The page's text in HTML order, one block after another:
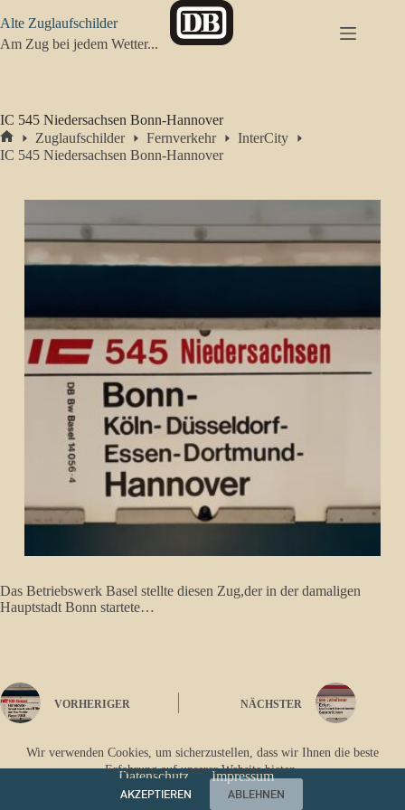
Inhalt
springen
Wir verwenden Cookies, um sicherzustellen, dass wir Ihnen die beste
Erfahrung auf unserer Website bieten.
AKZEPTIEREN
ABLEHNEN
Alte Zuglaufschilder
Am Zug bei jedem Wetter...
IC 545 Niedersachsen Bonn-Hannover
Start
Zuglaufschilder Fernverkehr
InterCity
IC 545 Niedersachsen Bonn-Hannover
Das Betriebswerk Basel stellte diesen Zug,der in der damaligen
Hauptstadt Bonn startete…
VORHERIGER NÄCHSTER
Datenschutz Impressum